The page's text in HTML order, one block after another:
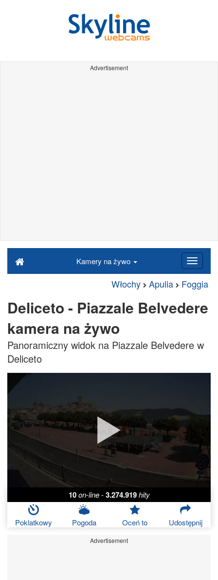
Advertisement
Kamery na żywo
Włochy Apulia Foggia
Deliceto - Piazzale Belvedere
kamera na żywo
Panoramiczny widok na Piazzale Belvedere w
Deliceto
10 on-line - 3.274.919 hity
Poklatkowy Pogoda Oceń to Udostępnij
Advertisement